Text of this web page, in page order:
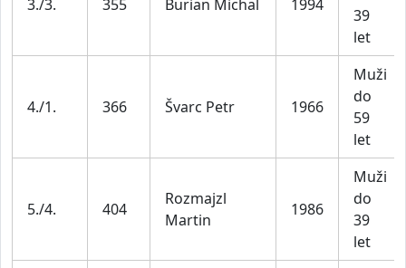
3./3. 355 Burian Michal 1994
39
let
4./1. 366 Švarc Petr 1966
Muži
do
59
let
5./4. 404
Rozmajzl
Martin
1986
Muži
do
39
let